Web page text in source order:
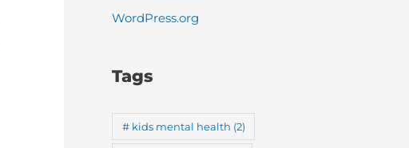
WordPress.org
Tags
# kids mental health (2)